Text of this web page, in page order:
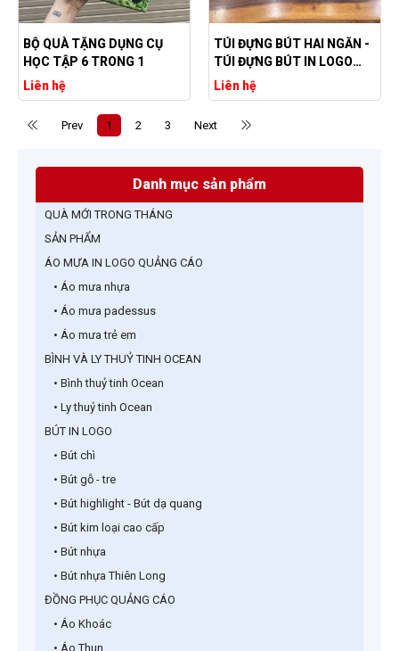
BỘ QUÀ TẶNG DỤNG CỤ
HỌC TẬP 6 TRONG 1
Liên hệ
TÚI ĐỰNG BÚT HAI NGĂN -
TÚI ĐỰNG BÚT IN LOGO
THEO YÊU CẦU
Liên hệ
Prev 1 2 3 Next
Danh mục sản phẩm
QUÀ MỚI TRONG THÁNG
SẢN PHẨM
ÁO MƯA IN LOGO QUẢNG CÁO
• Áo mưa nhựa
• Áo mưa padessus
• Áo mưa trẻ em
BÌNH VÀ LY THUỶ TINH OCEAN
• Bình thuỷ tinh Ocean
• Ly thuỷ tinh Ocean
BÚT IN LOGO
• Bút chì
• Bút gỗ - tre
• Bút highlight - Bút dạ quang
• Bút kim loại cao cấp
• Bút nhựa
• Bút nhựa Thiên Long
ĐỒNG PHỤC QUẢNG CÁO
• Áo Khoác
• Áo Thun